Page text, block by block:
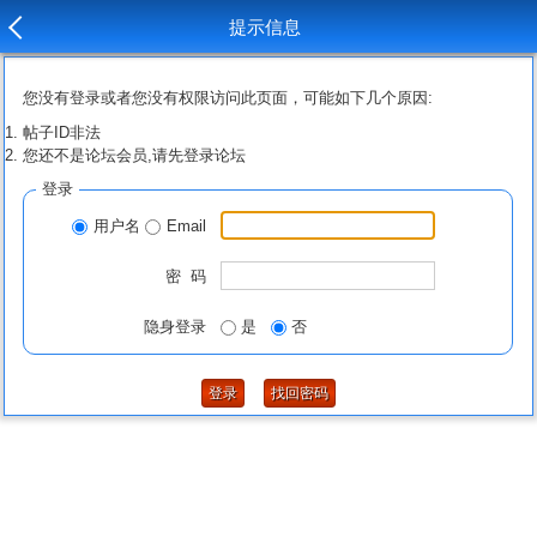
提示信息
您没有登录或者您没有权限访问此页面，可能如下几个原因:
帖子ID非法
您还不是论坛会员,请先登录论坛
登录
用户名 Email
密 码
隐身登录 是 否